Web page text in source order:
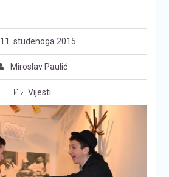
11. studenoga 2015.
Miroslav Paulić
Vijesti